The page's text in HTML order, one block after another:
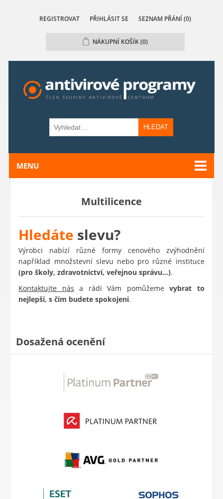
REGISTROVAT PŘIHLÁSIT SE SEZNAM PŘÁNÍ (0)
NÁKUPNÍ KOŠÍK(0)
HLEDAT
MENU
Multilicence
Hledáte slevu?
Výrobci nabízí různé formy cenového zvýhodnění
například množstevní slevu nebo pro různé instituce
(pro školy, zdravotnictví, veřejnou správu…).
Kontaktujte nás a rádi Vám pomůžemevybrat to
nejlepší, s čím budete spokojeni.
Dosažená ocenění